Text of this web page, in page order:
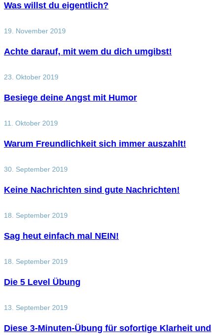
Was willst du eigentlich?
19. November 2019
Achte darauf, mit wem du dich umgibst!
23. Oktober 2019
Besiege deine Angst mit Humor
11. Oktober 2019
Warum Freundlichkeit sich immer auszahlt!
30. September 2019
Keine Nachrichten sind gute Nachrichten!
18. September 2019
Sag heut einfach mal NEIN!
18. September 2019
Die 5 Level Übung
13. September 2019
Diese 3-Minuten-Übung für sofortige Klarheit und